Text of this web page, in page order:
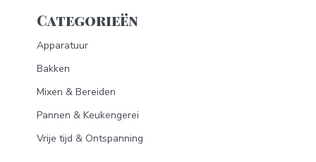
Categorieën
Apparatuur
Bakken
Mixen & Bereiden
Pannen & Keukengerei
Vrije tijd & Ontspanning